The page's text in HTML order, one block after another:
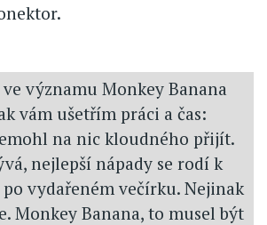
významu Monkey Banana
vám ušetřím práci a čas:
na nic kloudného přijít.
nejlepší nápady se rodí k
vydařeném večírku. Nejinak
Monkey Banana, to musel být